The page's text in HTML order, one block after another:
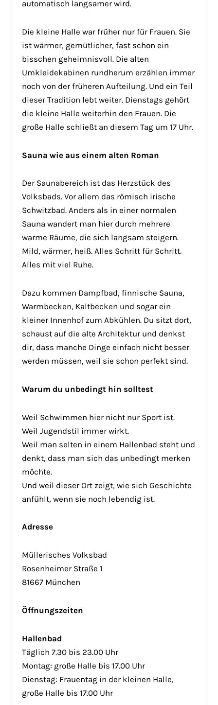
automatisch langsamer wird.
Die kleine Halle war früher nur für Frauen. Sie
ist wärmer, gemütlicher, fast schon ein
bisschen geheimnisvoll. Die alten
Umkleidekabinen rundherum erzählen immer
noch von der früheren Aufteilung. Und ein Teil
dieser Tradition lebt weiter. Dienstags gehört
die kleine Halle weiterhin den Frauen. Die
große Halle schließt an diesem Tag um 17 Uhr.
Sauna wie aus einem alten Roman
Der Saunabereich ist das Herzstück des
Volksbads. Vor allem das römisch irische
Schwitzbad. Anders als in einer normalen
Sauna wandert man hier durch mehrere
warme Räume, die sich langsam steigern.
Mild, wärmer, heiß. Alles Schritt für Schritt.
Alles mit viel Ruhe.
Dazu kommen Dampfbad, finnische Sauna,
Warmbecken, Kaltbecken und sogar ein
kleiner Innenhof zum Abkühlen. Du sitzt dort,
schaust auf die alte Architektur und denkst
dir, dass manche Dinge einfach nicht besser
werden müssen, weil sie schon perfekt sind.
Warum du unbedingt hin solltest
Weil Schwimmen hier nicht nur Sport ist.
Weil Jugendstil immer wirkt.
Weil man selten in einem Hallenbad steht und
denkt, dass man sich das unbedingt merken
möchte.
Und weil dieser Ort zeigt, wie sich Geschichte
anfühlt, wenn sie noch lebendig ist.
Adresse
Müllerisches Volksbad
Rosenheimer Straße 1
81667 München
Öffnungszeiten
Hallenbad
Täglich 7.30 bis 23.00 Uhr
Montag: große Halle bis 17.00 Uhr
Dienstag: Frauentag in der kleinen Halle,
große Halle bis 17.00 Uhr